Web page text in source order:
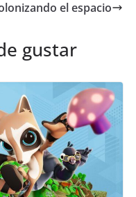
el espacio
gustar